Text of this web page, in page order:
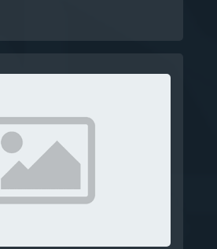
وزیر جهاد کشاورزی با ایشان ، ضمن
بخش کشاورزی استان، بر ضرورت اصلاحات